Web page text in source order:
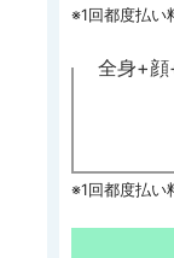
※1回都度払い
全身+顔
※1回都度払い